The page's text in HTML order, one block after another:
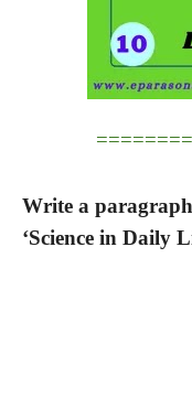
Write a
‘Science in Daily